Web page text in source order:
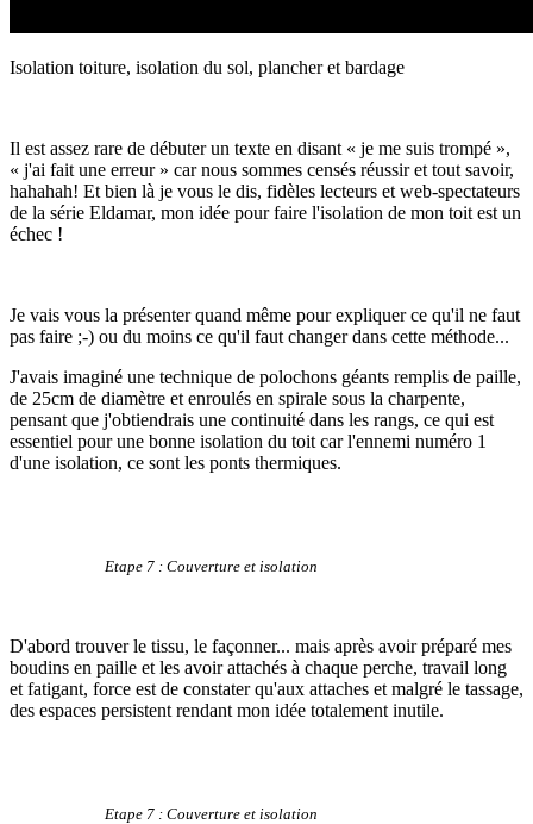
Isolation toiture, isolation du sol, plancher et bardage
Il est assez rare de débuter un texte en disant « je me suis trompé »,
« j'ai fait une erreur » car nous sommes censés réussir et tout savoir,
hahahah! Et bien là je vous le dis, fidèles lecteurs et web-spectateurs
de la série Eldamar, mon idée pour faire l'isolation de mon toit est un
échec !
Je vais vous la présenter quand même pour expliquer ce qu'il ne faut
pas faire ;-) ou du moins ce qu'il faut changer dans cette méthode...
J'avais imaginé une technique de polochons géants remplis de paille,
de 25cm de diamètre et enroulés en spirale sous la charpente,
pensant que j'obtiendrais une continuité dans les rangs, ce qui est
essentiel pour une bonne isolation du toit car l'ennemi numéro 1
d'une isolation, ce sont les ponts thermiques.
Etape 7 : Couverture et isolation
D'abord trouver le tissu, le façonner... mais après avoir préparé mes
boudins en paille et les avoir attachés à chaque perche, travail long
et fatigant, force est de constater qu'aux attaches et malgré le tassage,
des espaces persistent rendant mon idée totalement inutile.
Etape 7 : Couverture et isolation